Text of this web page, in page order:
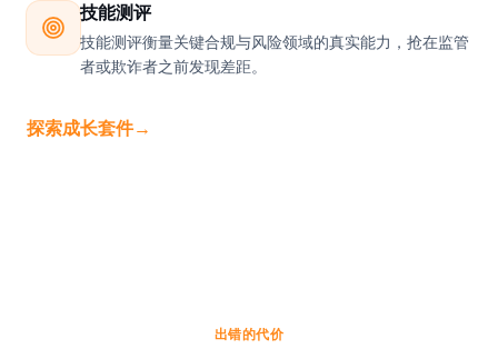
技能测评
技能测评衡量关键合规与风险领域的真实能力，抢在监管
者或欺诈者之前发现差距。
探索成长套件→
出错的代价